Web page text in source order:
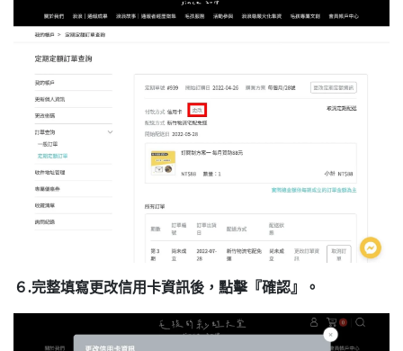
６.完整填寫更改信用卡資訊後，點擊『確認』。